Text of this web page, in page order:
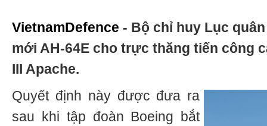
VietnamDefence - Bộ chỉ huy Lục
mới AH-64E cho trực thăng tiến công
III Apache.
Quyết định này được đưa ra
sau khi tập đoàn Boeing bắt